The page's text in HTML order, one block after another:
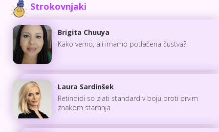
Strokovnjaki
Brigita Chuuya
Kako vemo, ali imamo potlačena čustva?
Laura Sardinšek
Retinoidi so zlati standard v boju proti prvim
znakom staranja